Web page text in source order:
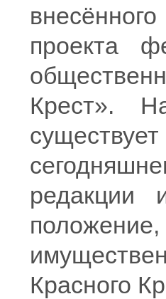
проекта
Крест».
редакции
Красного